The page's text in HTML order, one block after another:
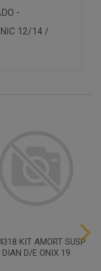
-
12/14 /
KIT AMORT SUSP
DIAN D/E ONIX 19